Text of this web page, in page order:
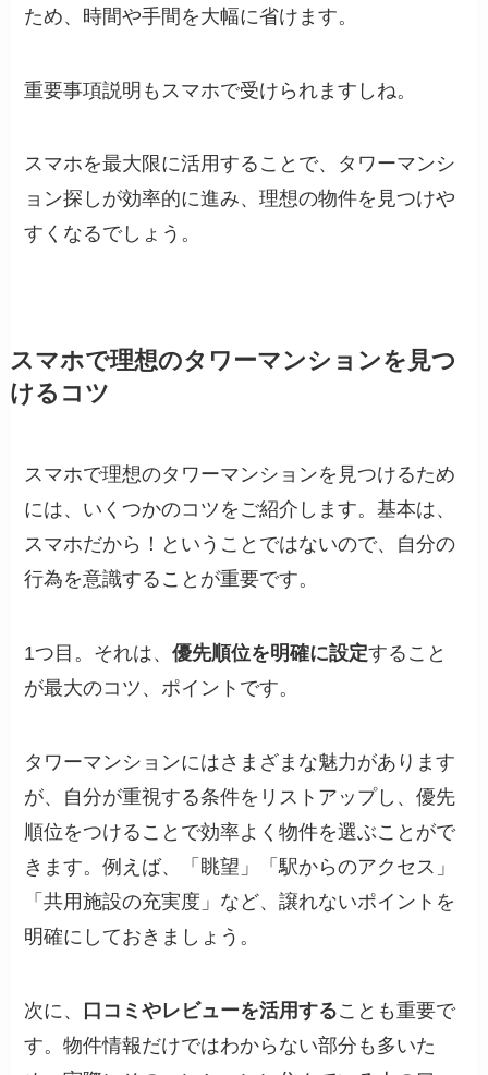
ため、時間や手間を大幅に省けます。
重要事項説明もスマホで受けられますしね。
スマホを最大限に活用することで、タワーマンシ
ョン探しが効率的に進み、理想の物件を見つけや
すくなるでしょう。
スマホで理想のタワーマンションを見つ
けるコツ
スマホで理想のタワーマンションを見つけるため
には、いくつかのコツをご紹介します。基本は、
スマホだから！ということではないので、自分の
行為を意識することが重要です。
1つ目。それは、優先順位を明確に設定すること
が最大のコツ、ポイントです。
タワーマンションにはさまざまな魅力があります
が、自分が重視する条件をリストアップし、優先
順位をつけることで効率よく物件を選ぶことがで
きます。例えば、「眺望」「駅からのアクセス」
「共用施設の充実度」など、譲れないポイントを
明確にしておきましょう。
次に、 口コミやレビューを活用することも重要で
す。物件情報だけではわからない部分も多いた